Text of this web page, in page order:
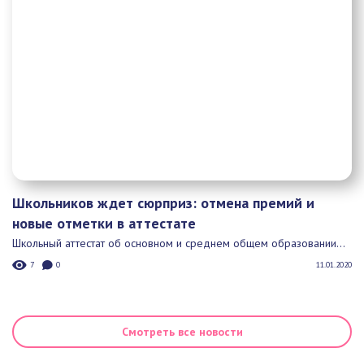
Школьников ждет сюрприз: отмена премий и
новые отметки в аттестате
Школьный аттестат об основном и среднем общем образовании...
7 0 11.01.2020
Смотреть все новости